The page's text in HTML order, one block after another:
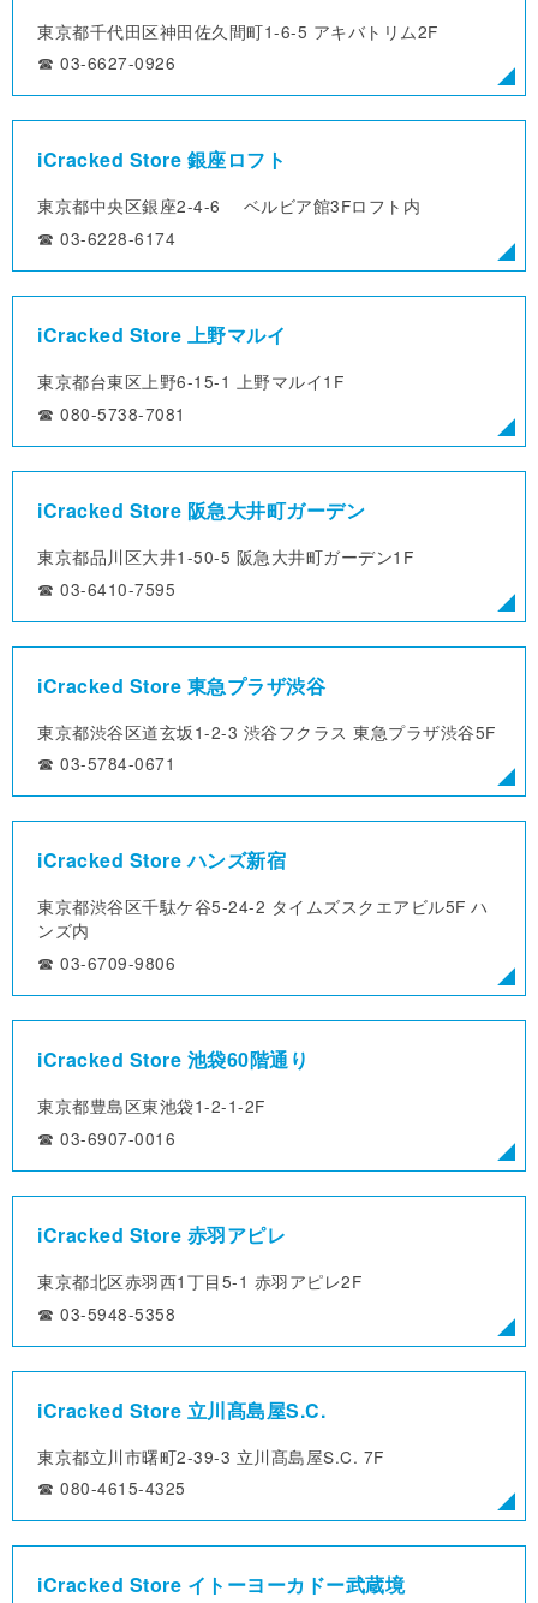
東京都千代田区神田佐久間町1-6-5 アキバトリム2F
☎︎ 03-6627-0926
iCracked Store 銀座ロフト
東京都中央区銀座2-4-6
ベルビア館3Fロフト内
☎︎ 03-6228-6174
iCracked Store 上野マルイ
東京都台東区上野6-15-1 上野マルイ1F
☎︎ 080-5738-7081
iCracked Store 阪急大井町ガーデン
東京都品川区大井1-50-5 阪急大井町ガーデン1F
☎︎ 03-6410-7595
iCracked Store 東急プラザ渋谷
東京都渋谷区道玄坂1-2-3 渋谷フクラス 東急プラザ渋谷5F
☎︎ 03-5784-0671
iCracked Store ハンズ新宿
東京都渋谷区千駄ケ谷5-24-2 タイムズスクエアビル5F ハ
ンズ内
☎︎ 03-6709-9806
iCracked Store 池袋60階通り
東京都豊島区東池袋1-2-1-2F
☎︎ 03-6907-0016
iCracked Store 赤羽アピレ
東京都北区赤羽西1丁目5-1 赤羽アピレ2F
☎︎ 03-5948-5358
iCracked Store 立川髙島屋S.C.
東京都立川市曙町2-39-3 立川髙島屋S.C. 7F
☎︎ 080-4615-4325
iCracked Store イトーヨーカドー武蔵境